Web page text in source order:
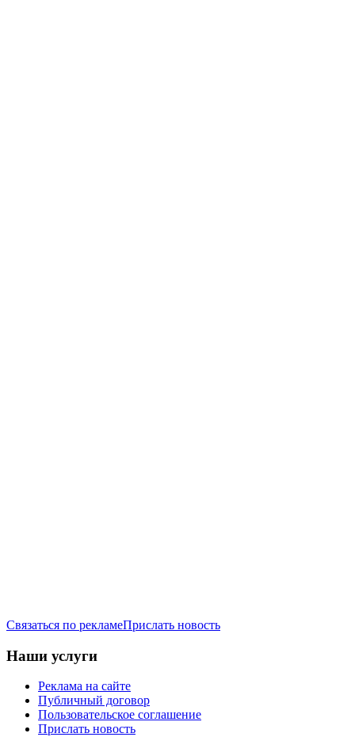
Связаться по рекламеПрислать новость
Наши услуги
Реклама на сайте
Публичный договор
Пользовательское соглашение
Прислать новость